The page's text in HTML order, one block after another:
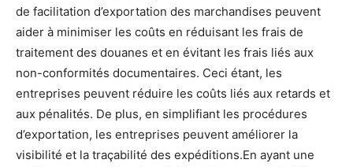
de facilitation d’exportation des marchandises peuvent
aider à minimiser les coûts en réduisant les frais de
traitement des douanes et en évitant les frais liés aux
non-conformités documentaires. Ceci étant, les
entreprises peuvent réduire les coûts liés aux retards et
aux pénalités. De plus, en simplifiant les procédures
d’exportation, les entreprises peuvent améliorer la
visibilité et la traçabilité des expéditions.En ayant une